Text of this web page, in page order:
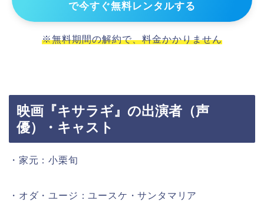
で今すぐ無料レンタルする
※無料期間の解約で、料金かかりません
映画『キサラギ』の出演者（声
優）・キャスト
・家元：小栗旬
・オダ・ユージ：ユースケ・サンタマリア